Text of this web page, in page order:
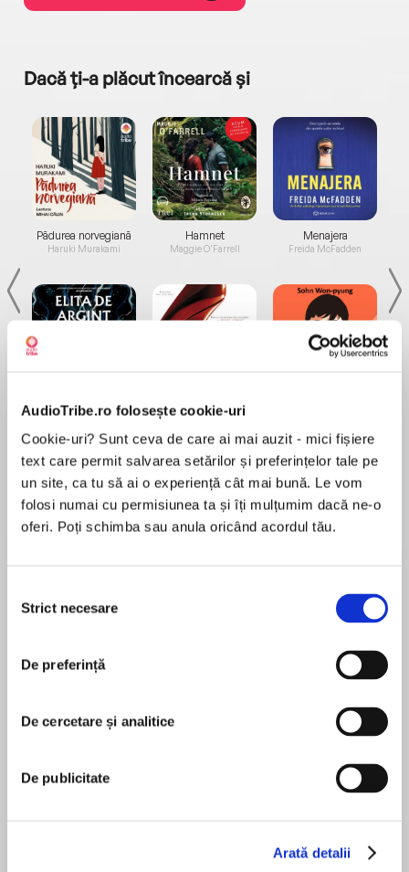
AudioTribe.ro folosește cookie-uri
Cookie-uri? Sunt ceva de care ai mai auzit - mici fișiere
text care permit salvarea setărilor și preferințelor tale pe
un site, ca tu să ai o experiență cât mai bună. Le vom
folosi numai cu permisiunea ta și îți mulțumim dacă ne-o
oferi. Poți schimba sau anula oricând acordul tău.
consimțământului
Strict necesare
De preferință
De cercetare și analitice
De publicitate
Arată detalii
Dacă ți-a plăcut încearcă și
Pădurea norvegiană
Haruki Murakami
Elita de Argint (Elita
de...
Dani Francis
Hamnet
Maggie O'Farrell
Diavolul se îmbracă de
la...
Lauren Weisberger
Menajera
Freida McFadden
Desprecarte
OVER 1 MILLION BOSH! BOOKS SOLD ’The
vegan Jamie Olivers.’ The Times
Save the Planet and Feel Amazing
Includes Exclusive Audio Content with Bosh’s
first ever ‘fireside chat’, bonus Q&A and more!
BOSH!, the pioneers of simple, easy and
delicious plant-based cooking, are here to make
MAI MULT
Henry Firth